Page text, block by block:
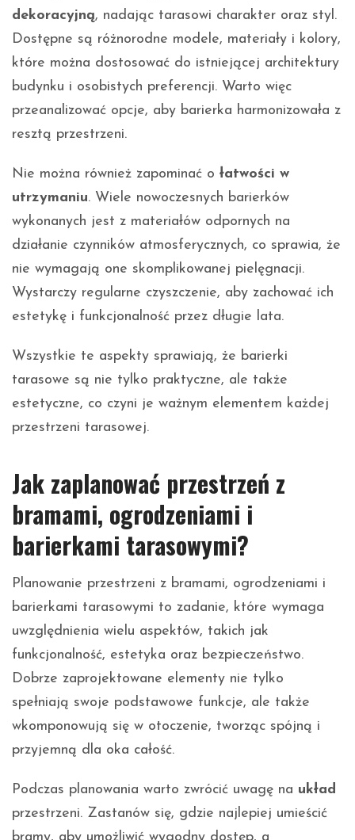
dekoracyjną, nadając tarasowi charakter oraz styl.
Dostępne są różnorodne modele, materiały i kolory,
które można dostosować do istniejącej architektury
budynku i osobistych preferencji. Warto więc
przeanalizować opcje, aby barierka harmonizowała z
resztą przestrzeni.
Nie można również zapominać o łatwości w
utrzymaniu. Wiele nowoczesnych barierków
wykonanych jest z materiałów odpornych na
działanie czynników atmosferycznych, co sprawia, że
nie wymagają one skomplikowanej pielęgnacji.
Wystarczy regularne czyszczenie, aby zachować ich
estetykę i funkcjonalność przez długie lata.
Wszystkie te aspekty sprawiają, że barierki
tarasowe są nie tylko praktyczne, ale także
estetyczne, co czyni je ważnym elementem każdej
przestrzeni tarasowej.
Jak zaplanować przestrzeń z
bramami, ogrodzeniami i
barierkami tarasowymi?
Planowanie przestrzeni z bramami, ogrodzeniami i
barierkami tarasowymi to zadanie, które wymaga
uwzględnienia wielu aspektów, takich jak
funkcjonalność, estetyka oraz bezpieczeństwo.
Dobrze zaprojektowane elementy nie tylko
spełniają swoje podstawowe funkcje, ale także
wkomponowują się w otoczenie, tworząc spójną i
przyjemną dla oka całość.
Podczas planowania warto zwrócić uwagę na układ
przestrzeni. Zastanów się, gdzie najlepiej umieścić